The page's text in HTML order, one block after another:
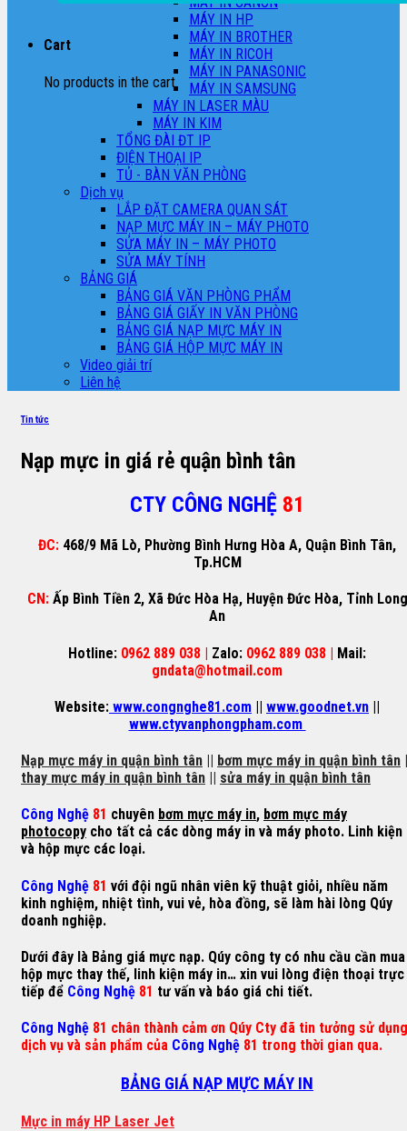
Cart
No products in the cart.
MÁY IN HP
MÁY IN BROTHER
MÁY IN RICOH
MÁY IN PANASONIC
MÁY IN SAMSUNG
MÁY IN LASER MÀU
MÁY IN KIM
TỔNG ĐÀI ĐT IP
ĐIỆN THOẠI IP
TỦ - BÀN VĂN PHÒNG
Dịch vụ
LẮP ĐẶT CAMERA QUAN SÁT
NẠP MỰC MÁY IN – MÁY PHOTO
SỬA MÁY IN – MÁY PHOTO
SỬA MÁY TÍNH
BẢNG GIÁ
BẢNG GIÁ VĂN PHÒNG PHẨM
BẢNG GIÁ GIẤY IN VĂN PHÒNG
BẢNG GIÁ NẠP MỰC MÁY IN
BẢNG GIÁ HỘP MỰC MÁY IN
Video giải trí
Liên hệ
Tin tức
Nạp mực in giá rẻ quận bình tân
CTY CÔNG NGHỆ 81
ĐC: 468/9 Mã Lò, Phường Bình Hưng Hòa A, Quận Bình Tân,
Tp.HCM
CN: Ấp Bình Tiền 2, Xã Đức Hòa Hạ, Huyện Đức Hòa, Tỉnh Long
An
Hotline: 0962 889 038 | Zalo: 0962 889 038 | Mail:
gndata@hotmail.com
Website: www.congnghe81.com || www.goodnet.vn ||
www.ctyvanphongpham.com
Nạp mực máy in quận bình tân bơm mực máy in quận bình tân
thay mực máy in quận bình tân
sửa máy in quận bình tân
Công Nghệ 81 chuyên bơm mực máy in, bơm mực máy
photocopy cho tất cả các dòng máy in và máy photo. Linh kiện
và hộp mực các loại.
Công Nghệ 81 với đội ngũ nhân viên kỹ thuật giỏi, nhiều năm
kinh nghiệm, nhiệt tình, vui vẻ, hòa đồng, sẽ làm hài lòng Qúy
doanh nghiệp.
Dưới đây là Bảng giá mực nạp. Qúy công ty có nhu cầu cần mua
hộp mực thay thế, linh kiện máy in… xin vui lòng điện thoại trực
tiếp để Công Nghệ 81 tư vấn và báo giá chi tiết.
Công Nghệ 81 chân thành cảm ơn Qúy Cty đã tin tưởng sử dụng
dịch vụ và sản phẩm của Công Nghệ 81 trong thời gian qua.
BẢNG GIÁ NẠP MỰC MÁY IN
Mực in máy HP Laser Jet